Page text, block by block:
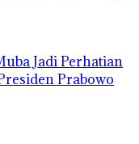
Jadi Perhatian
Prabowo